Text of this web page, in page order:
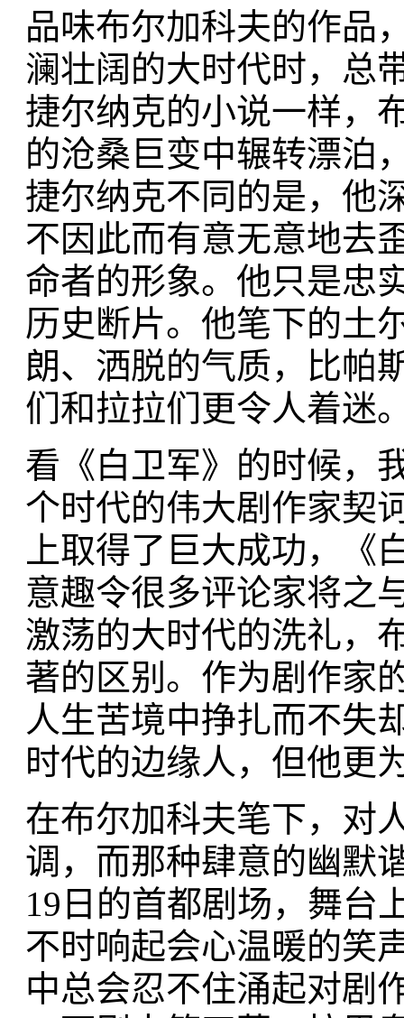
品味布尔加科夫的作品
澜壮阔的大时代时，总
捷尔纳克的小说一样，
的沧桑巨变中辗转漂泊
捷尔纳克不同的是，他
不因此而有意无意地去
命者的形象。他只是忠
历史断片。他笔下的土
朗、洒脱的气质，比帕
们和拉拉们更令人着迷
看《白卫军》的时候，
个时代的伟大剧作家契
上取得了巨大成功，《
意趣令很多评论家将之
激荡的大时代的洗礼，
著的区别。作为剧作家
人生苦境中挣扎而不失
时代的边缘人，但他更
在布尔加科夫笔下，对
调，而那种肆意的幽默
19日的首都剧场，舞台
不时响起会心温暖的笑
中总会忍不住涌起对剧